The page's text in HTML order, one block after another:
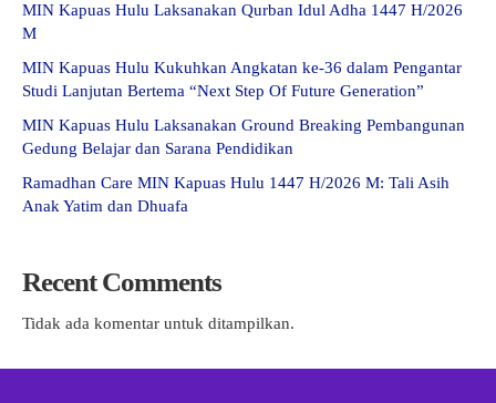
MIN Kapuas Hulu Laksanakan Qurban Idul Adha 1447 H/2026
M
MIN Kapuas Hulu Kukuhkan Angkatan ke-36 dalam Pengantar
Studi Lanjutan Bertema “Next Step Of Future Generation”
MIN Kapuas Hulu Laksanakan Ground Breaking Pembangunan
Gedung Belajar dan Sarana Pendidikan
Ramadhan Care MIN Kapuas Hulu 1447 H/2026 M: Tali Asih
Anak Yatim dan Dhuafa
Recent Comments
Tidak ada komentar untuk ditampilkan.